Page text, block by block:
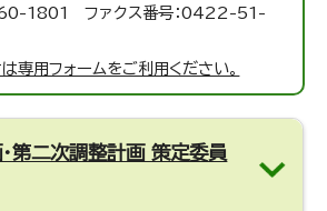
1801 ファクス番号：0422-51-
専用フォームをご利用ください。
第二次調整計画 策定委員